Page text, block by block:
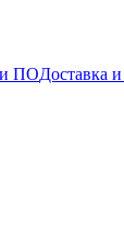
ПОДоставка